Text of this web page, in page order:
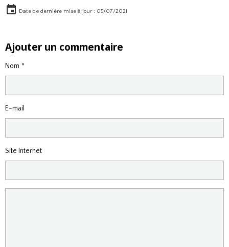
Date de dernière mise à jour : 05/07/2021
Ajouter un commentaire
Nom
E-mail
Site Internet